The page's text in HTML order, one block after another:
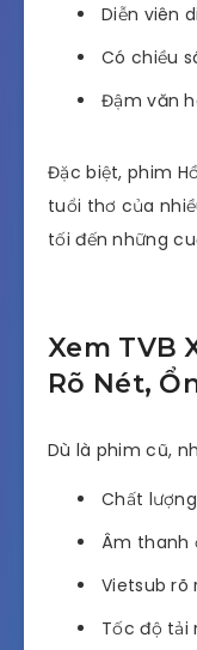
Diễn viên
Có chiều
Đậm văn
Đặc biệt, phim
tuổi thơ của
tối đến những
Xem TVB
Rõ Nét,
Dù là phim cũ,
Chất
Âm thanh
Vietsub rõ
Tốc độ tải